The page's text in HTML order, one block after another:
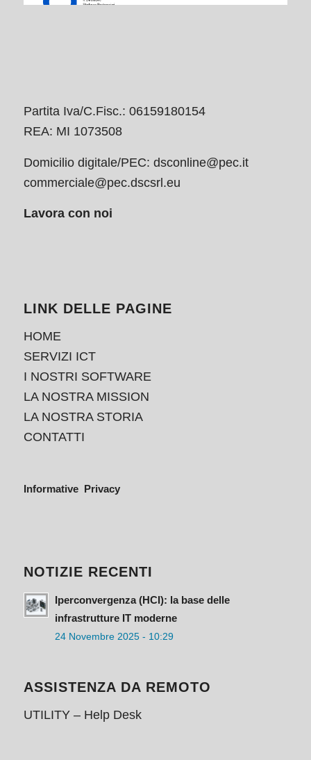
Partita Iva/C.Fisc.: 06159180154
REA: MI 1073508
Domicilio digitale/PEC: dsconline@pec.it
commerciale@pec.dscsrl.eu
Lavora con noi
LINK DELLE PAGINE
HOME
SERVIZI ICT
I NOSTRI SOFTWARE
LA NOSTRA MISSION
LA NOSTRA STORIA
CONTATTI
Informative Privacy
NOTIZIE RECENTI
Iperconvergenza (HCI): la base delle
infrastrutture IT moderne
24 Novembre 2025 - 10:29
ASSISTENZA DA REMOTO
UTILITY – Help Desk